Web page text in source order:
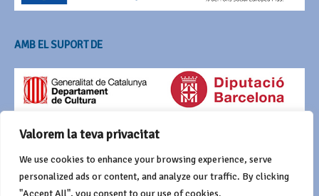
Valorem la teva privacitat
We use cookies to enhance your browsing experience, serve
personalized ads or content, and analyze our traffic. By clicking
"Accept All", you consent to our use of cookies.
AMB EL SUPORT DE